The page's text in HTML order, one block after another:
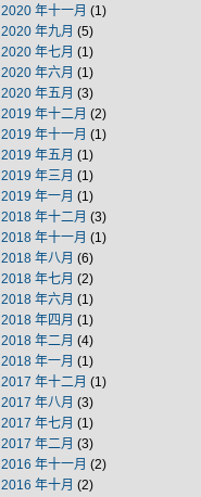
2020 年十一月 (1)
2020 年九月 (5)
2020 年七月 (1)
2020 年六月 (1)
2020 年五月 (3)
2019 年十二月 (2)
2019 年十一月 (1)
2019 年五月 (1)
2019 年三月 (1)
2019 年一月 (1)
2018 年十二月 (3)
2018 年十一月 (1)
2018 年八月 (6)
2018 年七月 (2)
2018 年六月 (1)
2018 年四月 (1)
2018 年二月 (4)
2018 年一月 (1)
2017 年十二月 (1)
2017 年八月 (3)
2017 年七月 (1)
2017 年二月 (3)
2016 年十一月 (2)
2016 年十月 (2)